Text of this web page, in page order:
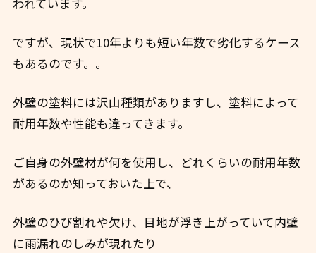
われています。
ですが、現状で10年よりも短い年数で劣化するケース
もあるのです。。
外壁の塗料には沢山種類がありますし、塗料によって
耐用年数や性能も違ってきます。
ご自身の外壁材が何を使用し、どれくらいの耐用年数
があるのか知っておいた上で、
外壁のひび割れや欠け、目地が浮き上がっていて内壁
に雨漏れのしみが現れたり